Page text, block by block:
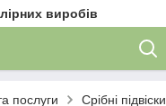
виробів
послуги Срібні